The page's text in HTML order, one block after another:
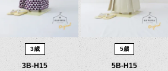
3歳
3B-H15
5歳
5B-H15